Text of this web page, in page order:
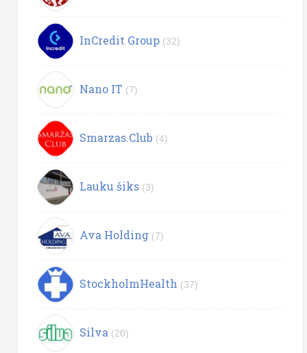
InCredit Group (32)
Nano IT (7)
Smarzas.Club (4)
Lauku šiks (3)
Ava Holding (7)
StockholmHealth (37)
Silva (20)